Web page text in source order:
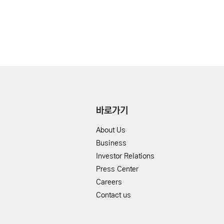
바로가기
About Us
Business
Investor Relations
Press Center
Careers
Contact us